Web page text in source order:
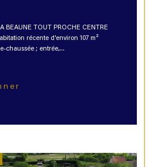
BEAUNE TOUT PROCHE CENTRE
récente d'environ 107 m²
chaussée ; entrée,...